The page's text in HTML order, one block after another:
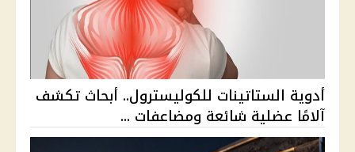
أدوية الستاتينات للكوليسترول.. أبحاث تكشف
آلامًا عضلية شائعة ومضاعفات ...